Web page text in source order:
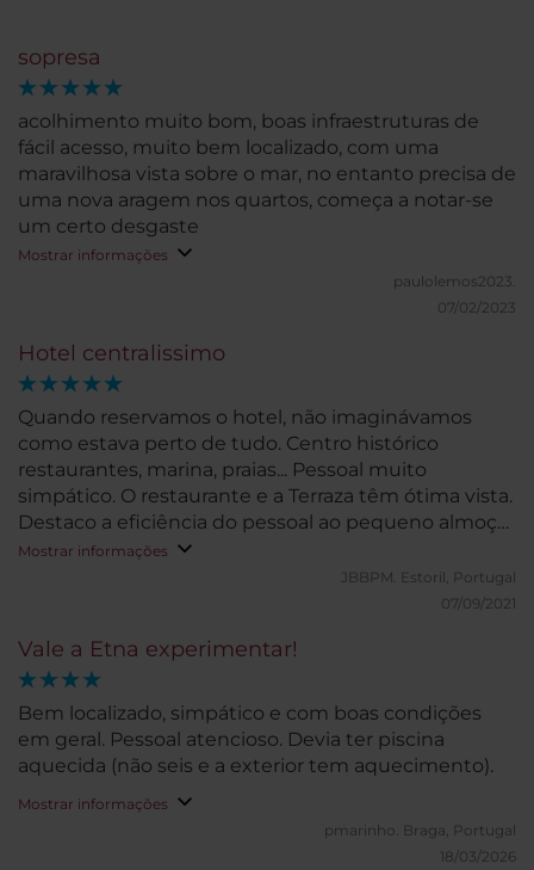
sopresa
acolhimento muito bom, boas infraestruturas de
fácil acesso, muito bem localizado, com uma
maravilhosa vista sobre o mar, no entanto precisa de
uma nova aragem nos quartos, começa a notar-se
um certo desgaste
Mostrar informações
paulolemos2023.
07/02/2023
Hotel centralissimo
Quando reservamos o hotel, não imaginávamos
como estava perto de tudo. Centro histórico
restaurantes, marina, praias... Pessoal muito
simpático. O restaurante e a Terraza têm ótima vista.
Destaco a eficiência do pessoal ao pequeno almoço,
tudo funcionava bem.
Mostrar informações
JBBPM. Estoril, Portugal
07/09/2021
Vale a Etna experimentar!
Bem localizado, simpático e com boas condições
em geral. Pessoal atencioso. Devia ter piscina
aquecida (não seis e a exterior tem aquecimento).
Mostrar informações
pmarinho. Braga, Portugal
18/03/2026